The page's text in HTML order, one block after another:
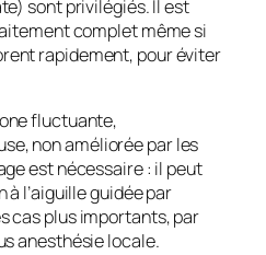
sont privilégiés. Il est
complet même si
rapidement, pour éviter
fluctuante,
non améliorée par les
est nécessaire : il peut
l’aiguille guidée par
cas plus importants, par
anesthésie locale.